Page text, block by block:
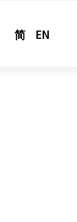
简 EN